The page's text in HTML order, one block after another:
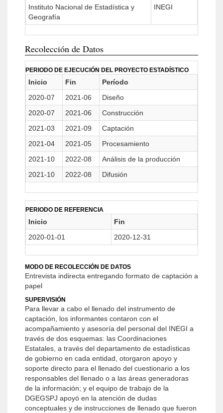
Instituto Nacional de Estadística y
Geografía
INEGI
Recolección de Datos
PERIODO DE EJECUCIÓN DEL PROYECTO ESTADÍSTICO
Inicio Fin
Período
2020-07
2021-06
Diseño
2020-07
2021-06
Construcción
2021-03
2021-09
Captación
2021-04
2021-05
Procesamiento
2021-10
2022-08
Análisis de la producción
2021-10
2022-08 Difusión
PERIODO DE REFERENCIA
Inicio
Fin
2020-01-01
2020-12-31
MODO DE RECOLECCIÓN DE DATOS
Entrevista indirecta entregando formato de captación a
papel
SUPERVISIÓN
Para llevar a cabo el llenado del instrumento de
captación, los informantes contaron con el
acompañamiento y asesoría del personal del INEGI a
través de dos esquemas: las Coordinaciones
Estatales, a través del departamento de estadísticas
de gobierno en cada entidad, otorgaron apoyo y
soporte directo para el llenado del cuestionario a los
responsables del llenado o a las áreas generadoras
de la información; y el equipo de trabajo de la
DGEGSPJ apoyó en la atención de dudas
conceptuales y de instrucciones de llenado que fueron